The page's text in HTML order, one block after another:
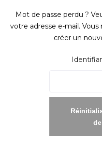
Mot de passe perdu ?
votre adresse e-mail.
créer un